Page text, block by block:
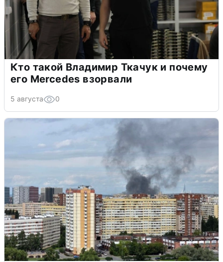
Кто такой Владимир Ткачук и почему
его Mercedes взорвали
5 августа 0